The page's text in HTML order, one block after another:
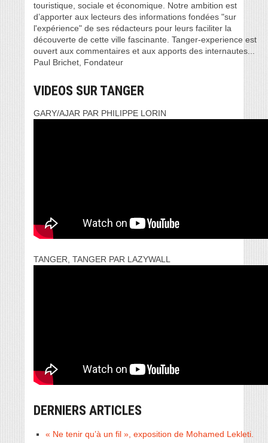
touristique, sociale et économique. Notre ambition est
d’apporter aux lecteurs des informations fondées "sur
l'expérience" de ses rédacteurs pour leurs faciliter la
découverte de cette ville fascinante. Tanger-experience est
ouvert aux commentaires et aux apports des internautes...
Paul Brichet, Fondateur
VIDEOS SUR TANGER
GARY/AJAR PAR PHILIPPE LORIN
TANGER, TANGER PAR LAZYWALL
DERNIERS ARTICLES
« Ne tenir qu’à un fil », exposition de Mohamed Lekleti.